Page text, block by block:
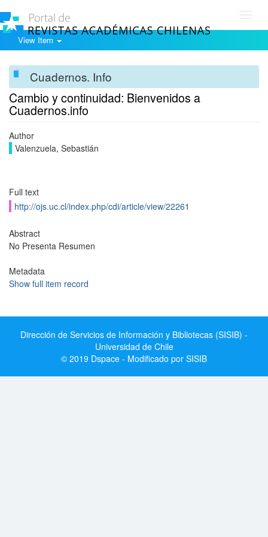
View Item
Cuadernos. Info
Cambio y continuidad: Bienvenidos a
Cuadernos.info
Author
Valenzuela, Sebastián
Full text
http://ojs.uc.cl/index.php/cdi/article/view/22261
Abstract
No Presenta Resumen
Metadata
Show full item record
Dirección de Servicios de Información y Bibliotecas (SISIB) -
Universidad de Chile
© 2019 Dspace - Modificado por SISIB